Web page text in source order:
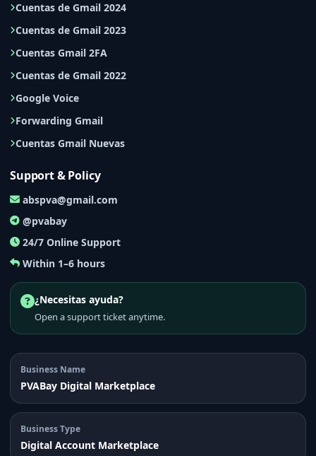
Cuentas de Gmail 2024
Cuentas de Gmail 2023
Cuentas Gmail 2FA
Cuentas de Gmail 2022
Google Voice
Forwarding Gmail
Cuentas Gmail Nuevas
Support & Policy
abspva@gmail.com
@pvabay
24/7 Online Support
Within 1–6 hours
¿Necesitas ayuda?
Open a support ticket anytime.
Business Name
PVABay Digital Marketplace
Business Type
Digital Account Marketplace